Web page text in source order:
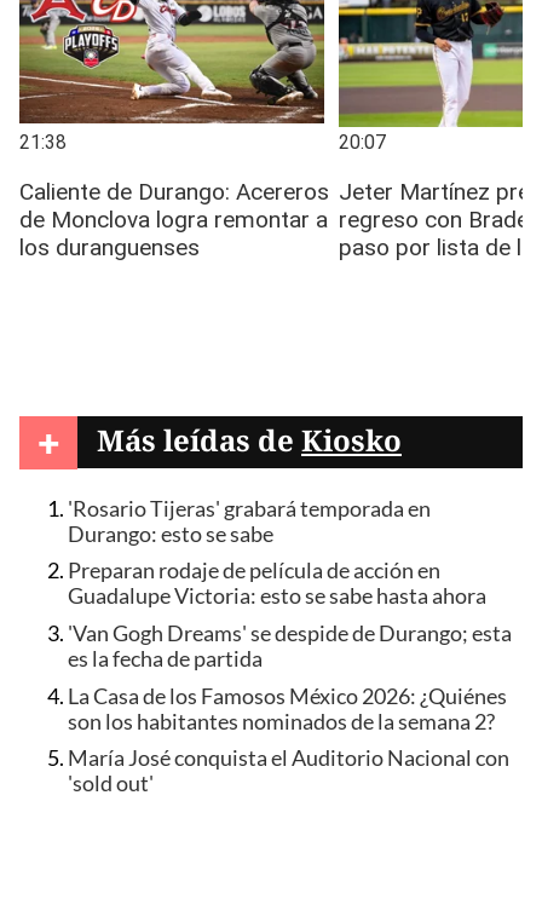
+ Más leídas de Kiosko
'Rosario Tijeras' grabará temporada en
Durango: esto se sabe
Preparan rodaje de película de acción en
Guadalupe Victoria: esto se sabe hasta ahora
'Van Gogh Dreams' se despide de Durango; esta
es la fecha de partida
La Casa de los Famosos México 2026: ¿Quiénes
son los habitantes nominados de la semana 2?
María José conquista el Auditorio Nacional con
'sold out'